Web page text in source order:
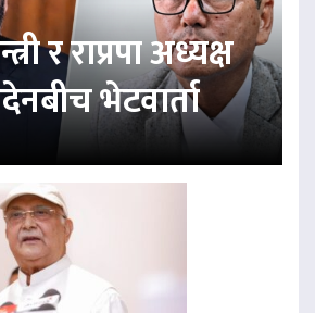
र राप्रपा अध्यक्ष
भेटवार्ता